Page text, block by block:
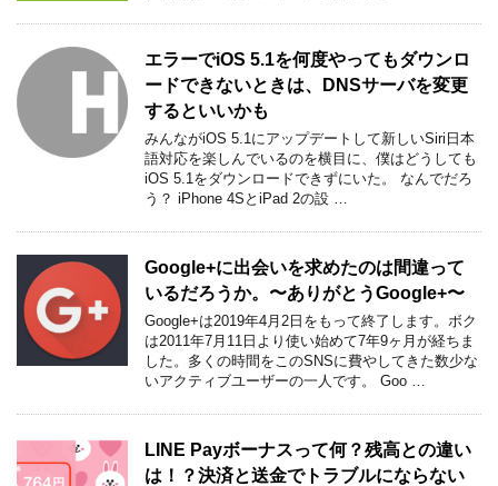
エラーでiOS 5.1を何度やってもダウンロ
ードできないときは、DNSサーバを変更
するといいかも
みんながiOS 5.1にアップデートして新しいSiri日本
語対応を楽しんでいるのを横目に、僕はどうしても
iOS 5.1をダウンロードできずにいた。 なんでだろ
う？ iPhone 4SとiPad 2の設 …
Google+に出会いを求めたのは間違って
いるだろうか。〜ありがとうGoogle+〜
Google+は2019年4月2日をもって終了します。ボク
は2011年7月11日より使い始めて7年9ヶ月が経ちま
した。多くの時間をこのSNSに費やしてきた数少な
いアクティブユーザーの一人です。 Goo …
LINE Payボーナスって何？残高との違い
は！？決済と送金でトラブルにならない